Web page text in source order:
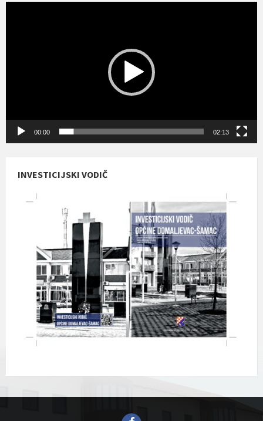
00:00 02:13
INVESTICIJSKI VODIČ
Facebook